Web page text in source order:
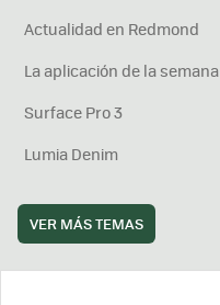
Actualidad en Redmond
La aplicación de la semana
Surface Pro 3
Lumia Denim
VER MÁS TEMAS